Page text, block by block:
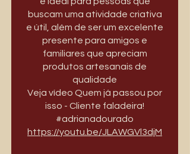
buscam uma atividade criativa
e útil, além de ser um excelente
presente para amigos e
familiares que apreciam
produtos artesanais de
qualidade
Veja vídeo Quem já passou por
isso - Cliente faladeira!
https://youtu.be/JLAWGVl3djM